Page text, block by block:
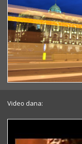
Video dana: